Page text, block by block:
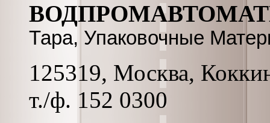
Тара, Упаковочные
125319, Москва,
т./ф. 152 0300